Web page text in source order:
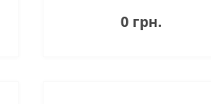
температури на еластичному
кабелі дозволяє дістатися до
0 грн.